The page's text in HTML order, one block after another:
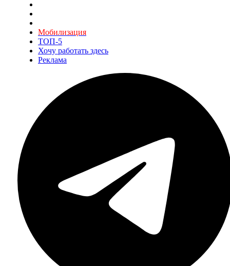
Мобилизация
ТОП-5
Хочу работать здесь
Реклама